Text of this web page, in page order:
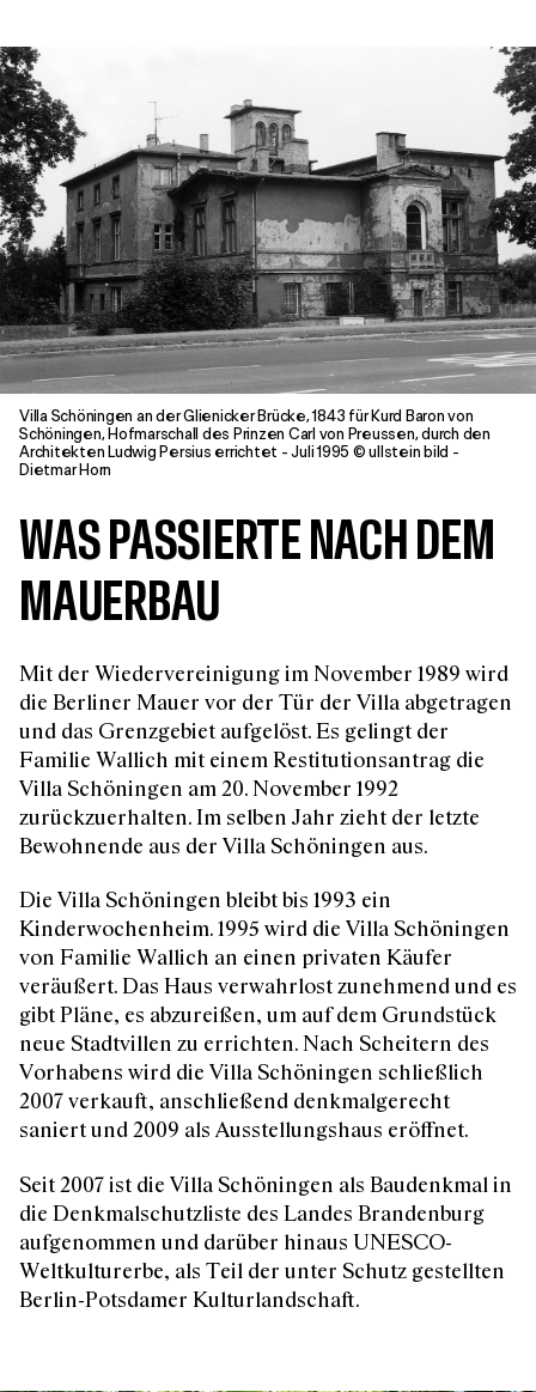
Villa Schöningen an der Glienicker Brücke, 1843 für Kurd Baron von
Schöningen, Hofmarschall des Prinzen Carl von Preussen, durch den
Architekten Ludwig Persius errichtet - Juli 1995 © ullstein bild -
Dietmar Horn
WAS PASSIERTE NACH DEM
MAUERBAU
Mit der Wiedervereinigung im November 1989 wird
die Berliner Mauer vor der Tür der Villa abgetragen
und das Grenzgebiet aufgelöst. Es gelingt der
Familie Wallich mit einem Restitutionsantrag die
Villa Schöningen am 20. November 1992
zurückzuerhalten. Im selben Jahr zieht der letzte
Bewohnende aus der Villa Schöningen aus.
Die Villa Schöningen bleibt bis 1993 ein
Kinderwochenheim. 1995 wird die Villa Schöningen
von Familie Wallich an einen privaten Käufer
veräußert. Das Haus verwahrlost zunehmend und es
gibt Pläne, es abzureißen, um auf dem Grundstück
neue Stadtvillen zu errichten. Nach Scheitern des
Vorhabens wird die Villa Schöningen schließlich
2007 verkauft, anschließend denkmalgerecht
saniert und 2009 als Ausstellungshaus eröffnet.
Seit 2007 ist die Villa Schöningen als Baudenkmal in
die Denkmalschutzliste des Landes Brandenburg
aufgenommen und darüber hinaus UNESCO-
Weltkulturerbe, als Teil der unter Schutz gestellten
Berlin-Potsdamer Kulturlandschaft.